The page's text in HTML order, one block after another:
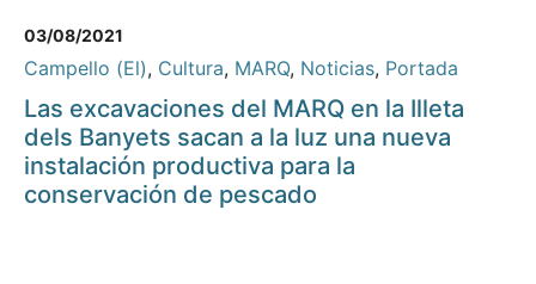
03/08/2021
Campello (El), Cultura, MARQ, Noticias, Portada
Las excavaciones del MARQ en la Illeta
dels Banyets sacan a la luz una nueva
instalación productiva para la
conservación de pescado